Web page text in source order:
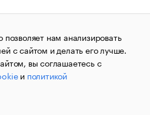
О соблюдении авторских прав
1995–2026.Сообщения
агентства «РБК»
службой по надзору в сфере
и массовых
09.12.2015 за номером ИА
пометкой «РБК». Отдельные
информацию,
нам анализировать
с сайтом и делать его лучше.
вы соглашаетесь с
и политикой